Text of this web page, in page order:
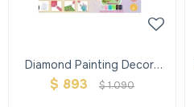
Diamond Painting Decora
Tu Unicornio
$ 893 $1.090